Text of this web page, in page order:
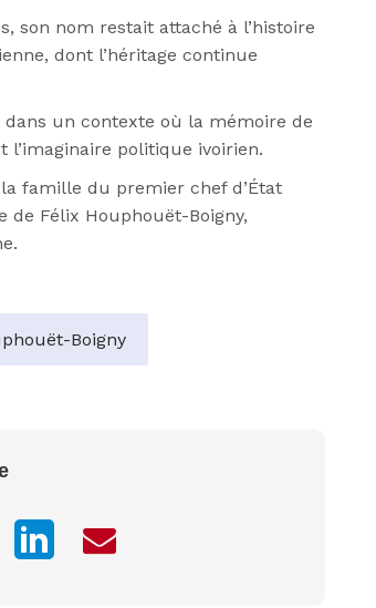
son nom restait attaché à l’histoire
dont l’héritage continue
un contexte où la mémoire de
l’imaginaire politique ivoirien.
famille du premier chef d’État
de Félix Houphouët-Boigny,
Boigny